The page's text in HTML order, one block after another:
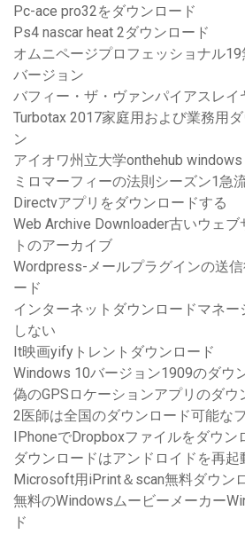
Pc-ace pro32をダウンロード
Ps4 nascar heat 2ダウンロード
オムニページプロフェッショナル
バージョン
バフィー・ザ・ヴァンパイアスレイ
Turbotax 2017家庭用および業務用
ン
アイオワ州立大学onthehub
ミロマーフィーの法則シーズン1急
Directvアプリをダウンロードする
Web Archive Downloader古いウェ
トのアーカイブ
Wordpress-メールプラグインの送
ード
インターネットダウンロードマネ
しない
It映画yifyトレントダウンロード
Windows 10バージョン1909のダウ
偽のGPSロケーションアプリのダウ
2医師は全国のダウンロード可能な
IPhoneでDropboxファイルをダウ
ダウンロードはアンドロイドを再起
Microsoft用iPrint＆scan無料ダウン
無料のWindowsムービーメーカー
ド